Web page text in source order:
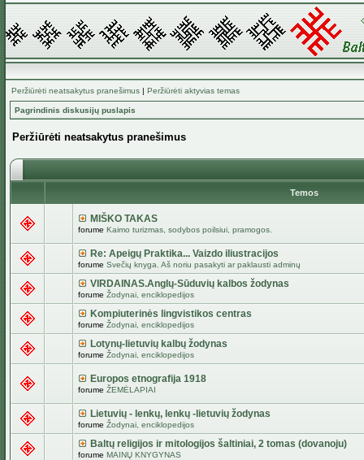
Peržiūrėti neatsakytus pranešimus | Peržiūrėti aktyvias temas
Pagrindinis diskusijų puslapis
Peržiūrėti neatsakytus pranešimus
Temos
MIŠKO TAKAS
forume Kaimo turizmas, sodybos poilsiui, pramogos.
Re: Apeigų Praktika... Vaizdo iliustracijos
forume Svečių knyga. Aš noriu pasakyti ar paklausti adminų
VIRDAINAS.Anglų-Sūduvių kalbos žodynas
forume Žodynai, enciklopedijos
Kompiuterinės lingvistikos centras
forume Žodynai, enciklopedijos
Lotynų-lietuvių kalbų žodynas
forume Žodynai, enciklopedijos
Europos etnografija 1918
forume ŽEMĖLAPIAI
Lietuvių - lenkų, lenkų -lietuvių žodynas
forume Žodynai, enciklopedijos
Baltų religijos ir mitologijos šaltiniai, 2 tomas (dovanoju)
forume MAINŲ KNYGYNAS